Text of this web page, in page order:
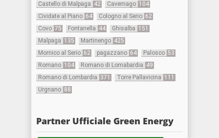
Castello di Malpaga 42 Cavernago 104
Cividate al Piano 64 Cologno al Serio 62
Covo 75 Fontanella 44 Ghisalba 151
Malpaga 135 Martinengo 425
Mornico al Serio 62 pagazzano 64 Palosco 53
Romano 104 Romano di Lomabardia 49
Romano di Lombardia 371 Torre Pallavicina 111
Urgnano 88
Partner Ufficiale Green Energy